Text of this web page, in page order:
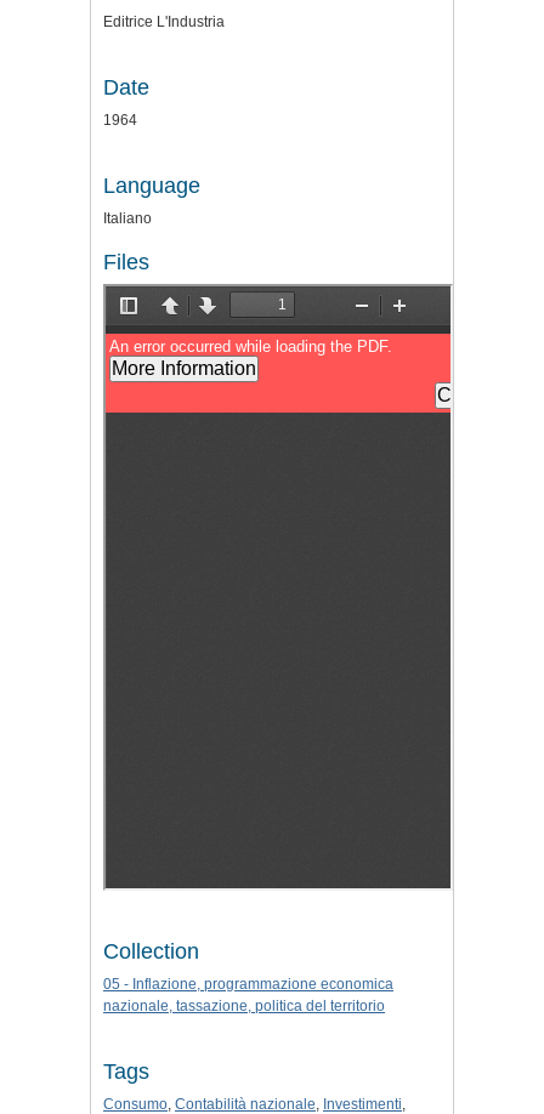
Editrice L'Industria
Date
1964
Language
Italiano
Files
Collection
05 - Inflazione, programmazione economica
nazionale, tassazione, politica del territorio
Tags
Consumo, Contabilità nazionale, Investimenti,